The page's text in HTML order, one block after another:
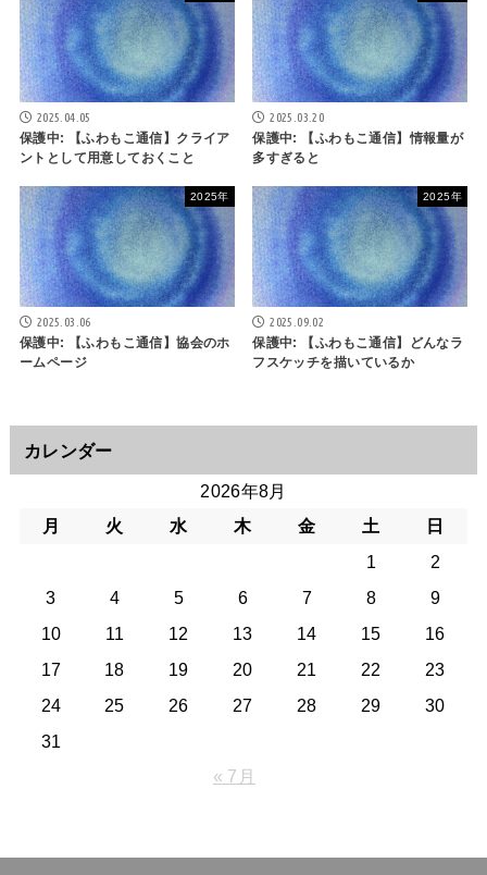
2025.04.05
保護中: 【ふわもこ通信】クライア
ントとして用意しておくこと
2025.03.20
保護中: 【ふわもこ通信】情報量が
多すぎると
2025年
2025.03.06
保護中: 【ふわもこ通信】協会のホ
ームページ
2025年
2025.09.02
保護中: 【ふわもこ通信】どんなラ
フスケッチを描いているか
カレンダー
2026年8月
月
火 水 木 金 土
日
1
2
3
4 5 6 7 8
9
10
11 12 13 14 15
16
17
18 19 20 21 22
23
24
25 26 27 28 29
30
31
« 7月